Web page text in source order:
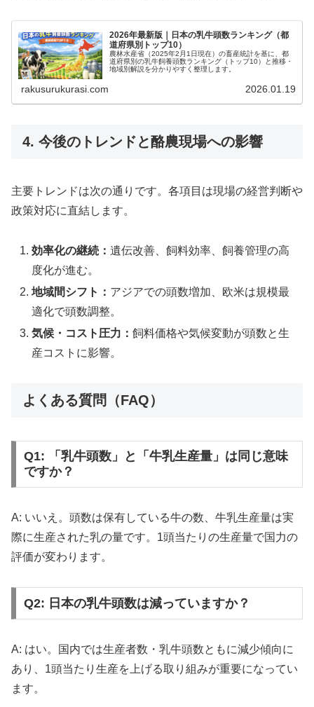
2026年最新版｜日本の乳牛頭数ランキング（都
道府県別トップ10）
農林水産省（2025年2月1日現在）の畜産統計を基に、都
道府県別の乳牛飼養頭数ランキング（トップ10）と推移・
地域別解説を分かりやすく整理します。
rakusurukurasi.com 2026.01.19
4. 今後のトレンドと酪農現場への影響
主要トレンドは次の通りです。各項目は現場の経営判断や
政策対応に直結します。
効率化の継続：遺伝改善、飼料効率、飼養管理の高
度化が進む。
地域間シフト： アジアでの頭数増加、欧米は規模最
適化で頭数調整。
気候・コスト圧力：飼料価格や気候変動が頭数と生
産コストに影響。
よくある質問（FAQ）
Q1: 「乳牛頭数」と「牛乳生産量」は同じ意味
ですか？
A: いいえ。頭数は保有している牛の数、牛乳生産量は実
際に生産された乳の量です。1頭当たりの生産量で国力の
評価が変わります。
Q2: 日本の乳牛頭数は減っていますか？
A: はい。国内では生産者数・乳牛頭数ともに減少傾向に
あり、1頭当たり生産を上げる取り組みが重要になってい
ます。